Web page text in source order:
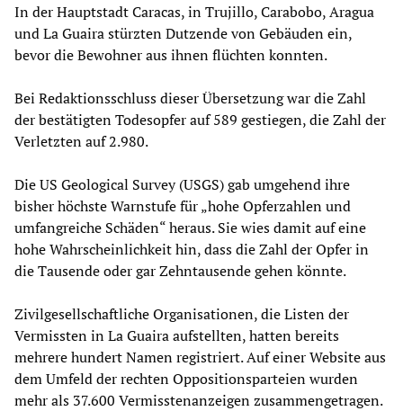
In der Hauptstadt Caracas, in Trujillo, Carabobo, Aragua
und La Guaira stürzten Dutzende von Gebäuden ein,
bevor die Bewohner aus ihnen flüchten konnten.
Bei Redaktionsschluss dieser Übersetzung war die Zahl
der bestätigten Todesopfer auf 589 gestiegen, die Zahl der
Verletzten auf 2.980.
Die US Geological Survey (USGS) gab umgehend ihre
bisher höchste Warnstufe für „hohe Opferzahlen und
umfangreiche Schäden“ heraus. Sie wies damit auf eine
hohe Wahrscheinlichkeit hin, dass die Zahl der Opfer in
die Tausende oder gar Zehntausende gehen könnte.
Zivilgesellschaftliche Organisationen, die Listen der
Vermissten in La Guaira aufstellten, hatten bereits
mehrere hundert Namen registriert. Auf einer Website aus
dem Umfeld der rechten Oppositionsparteien wurden
mehr als 37.600 Vermisstenanzeigen zusammengetragen.